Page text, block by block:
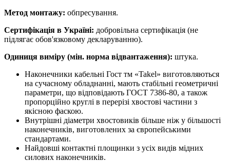
Метод монтажу: обпресування.
Сертифікація в Україні: добровільна сертифікація (не
підлягає обов'язковому декларуванню).
Одиниця виміру (мін. норма відвантаження): штука.
Наконечники кабельні Гост тм «Takel» виготовляються
на сучасному обладнанні, мають стабільні геометричні
параметри, що відповідають ГОСТ 7386-80, а також
пропорційно круглі в перерізі хвостові частини з
якісною фаскою.
Внутрішні діаметри хвостовиків більше ніж у більшості
наконечників, виготовлених за європейськими
стандартами.
Найдовші контактні площинки з усіх видів мідних
силових наконечників.